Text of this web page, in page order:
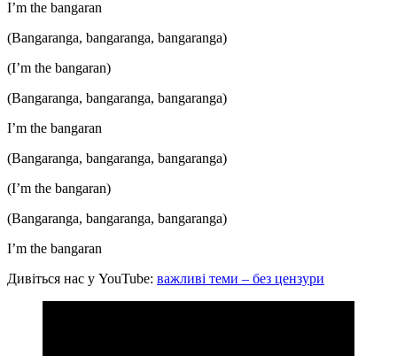
I’m the bangaran
(Bangaranga, bangaranga, bangaranga)
(I’m the bangaran)
(Bangaranga, bangaranga, bangaranga)
I’m the bangaran
(Bangaranga, bangaranga, bangaranga)
(I’m the bangaran)
(Bangaranga, bangaranga, bangaranga)
I’m the bangaran
Дивіться нас у YouTube: важливі теми – без цензури